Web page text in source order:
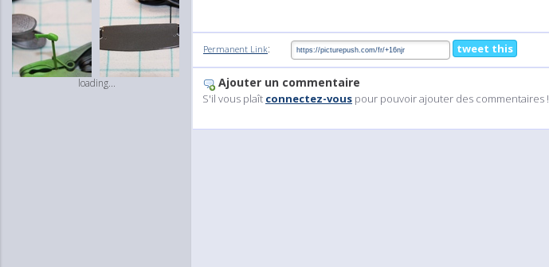
loading...
Permanent Link: tweet this
Ajouter un commentaire
S'il vous plaît connectez-vous pour pouvoir ajouter des commentaires !